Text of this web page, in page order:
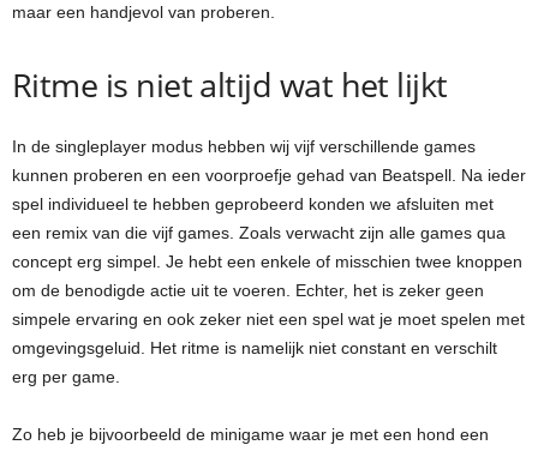
maar een handjevol van proberen.
Ritme is niet altijd wat het lijkt
In de singleplayer modus hebben wij vijf verschillende games
kunnen proberen en een voorproefje gehad van Beatspell. Na ieder
spel individueel te hebben geprobeerd konden we afsluiten met
een remix van die vijf games. Zoals verwacht zijn alle games qua
concept erg simpel. Je hebt een enkele of misschien twee knoppen
om de benodigde actie uit te voeren. Echter, het is zeker geen
simpele ervaring en ook zeker niet een spel wat je moet spelen met
omgevingsgeluid. Het ritme is namelijk niet constant en verschilt
erg per game.
Zo heb je bijvoorbeeld de minigame waar je met een hond een